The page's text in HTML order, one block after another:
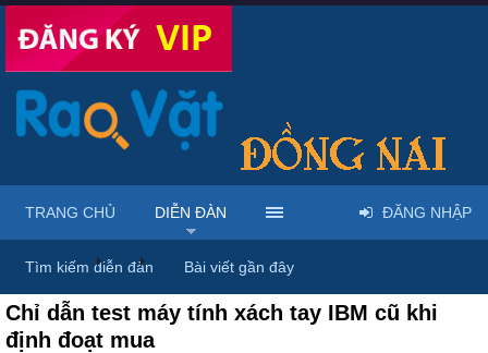
Diễn đàn ... Nhà đất – Bất động sản
Chỉ dẫn test máy tính xách tay IBM cũ khi
định đoạt mua
TRANG CHỦ DIỄN ĐÀN
Tìm kiếm diễn đàn Bài viết gần đây
ĐĂNG NHẬP